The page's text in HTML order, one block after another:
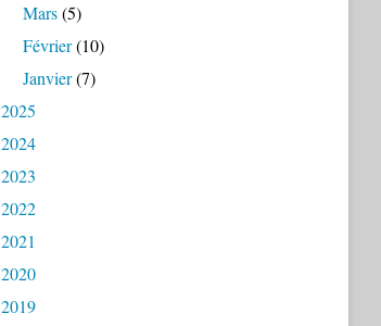
Mars(5)
Février(10)
Janvier(7)
2025
2024
2023
2022
2021
2020
2019